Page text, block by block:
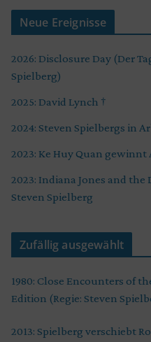
Neue Ereignisse
2026: Disclosure Day (Der
Spielberg)
2025: David Lynch †
2024: Steven Spielbergs in
2023: Ke Huy Quan gewinnt
2023: Indiana Jones and
Steven Spielberg
Zufällig ausgewählt
1980: Close Encounters of
Edition (Regie: Steven
2013: Spielberg verschiebt